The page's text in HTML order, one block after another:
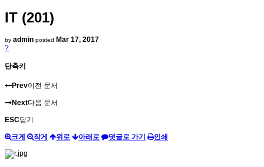
IT (201)
by admin posted Mar 17, 2017
?
단축키
Prev이전 문서
Next다음 문서
ESC닫기
크게 작게 위로 아래로 댓글로 가기 인쇄